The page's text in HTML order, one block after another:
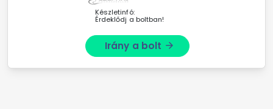
Készletinfó:
Érdeklődj a boltban!
Irány a bolt arrow_forward